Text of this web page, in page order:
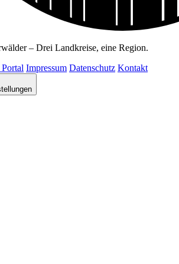
– Drei Landkreise, eine Region.
Impressum Datenschutz Kontakt